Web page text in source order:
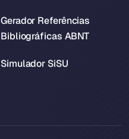
Gerador Referências
Bibliográficas ABNT
Simulador SiSU